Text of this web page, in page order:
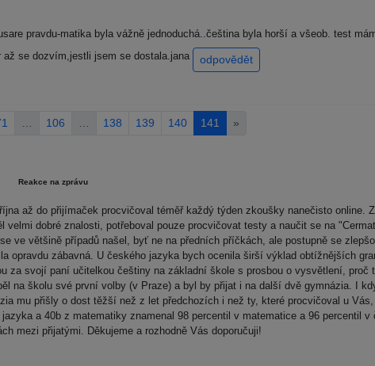
pravdu-matika byla vážně jednoduchá..čeština byla horší a všeob. test
až se dozvím,jestli jsem se dostala.jana
odpovědět
106 138 139 140 141 »
Reakce na zprávu
až do přijímaček procvičoval téměř každý týden zkoušky nanečisto online.
velmi dobré znalosti, potřeboval pouze procvičovat testy a naučit se na
ve většině případů našel, byť ne na předních příčkách, ale postupně se
opravdu zábavná. U českého jazyka bych ocenila širší výklad obtížnějších
za svojí paní učitelkou češtiny na základní škole s prosbou o vysvětlení, proč
na školu své první volby (v Praze) a byl by přijat i na další dvě gymnázia. I
mu přišly o dost těžší než z let předchozích i než ty, které procvičoval u Vás,
a 40b z matematiky znamenal 98 percentil v matematice a 96 percentil v
mezi přijatými. Děkujeme a rozhodně Vás doporučuji!